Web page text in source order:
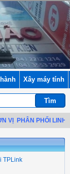
Xây máy tính
PHÂN PHỐI LINH KIỆN
TPLink